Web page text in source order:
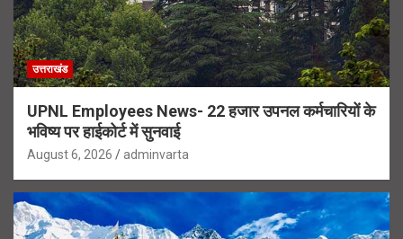
उत्तराखंड
UPNL Employees News- 22 हजार उपनल कर्मचारियों के
भविष्य पर हाईकोर्ट में सुनवाई
August 6, 2026 adminvarta